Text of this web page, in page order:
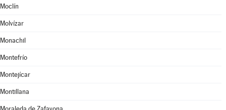
Moclín
Molvízar
Monachil
Montefrío
Montejícar
Montillana